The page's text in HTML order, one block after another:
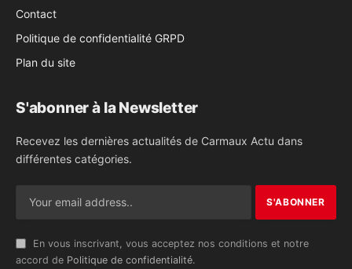
Contact
Politique de confidentialité GRPD
Plan du site
S'abonner à la Newsletter
Recevez les dernières actualités de Carmaux Actu dans
différentes catégories.
En vous inscrivant, vous acceptez nos conditions et notre
accord de Politique de confidentialité.